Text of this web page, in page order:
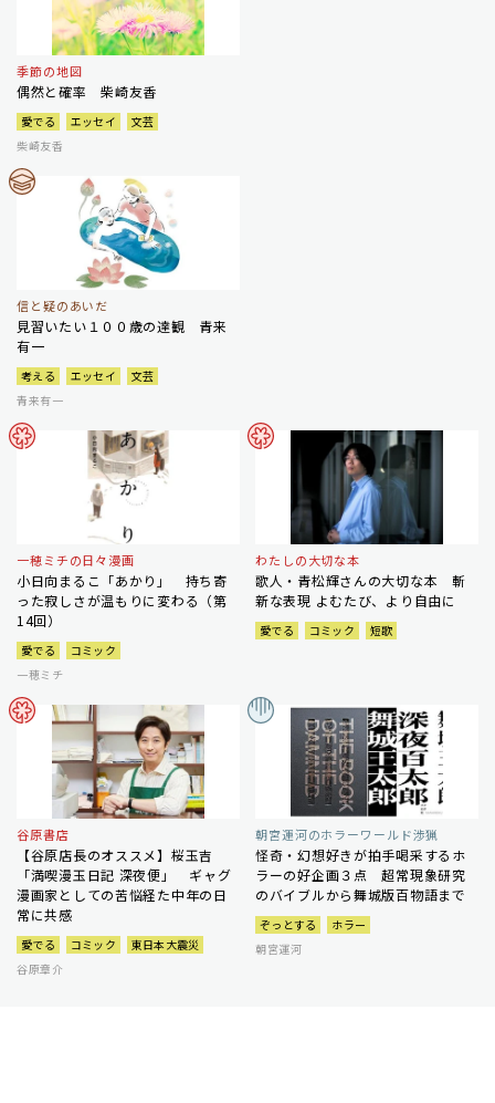
季節の地図
偶然と確率 柴崎友香
愛でる エッセイ
文芸
柴崎友香
信と疑のあいだ
見習いたい１００歳の達観 青来
有一
考える エッセイ
文芸
青来有一
一穂ミチの日々漫画
小日向まるこ「あかり」 持ち寄
った寂しさが温もりに変わる（第
14回）
愛でる
コミック
一穂ミチ
わたしの大切な本
歌人・青松輝さんの大切な本 斬
新な表現 よむたび、より自由に
愛でる コミック 短歌
谷原書店
【谷原店長のオススメ】桜玉吉
「満喫漫玉日記 深夜便」 ギャグ
漫画家としての苦悩経た中年の日
常に共感
愛でる コミック
東日本大震災
谷原章介
朝宮運河のホラーワールド渉猟
怪奇・幻想好きが拍手喝采するホ
ラーの好企画３点 超常現象研究
のバイブルから舞城版百物語まで
ぞっとする
ホラー
朝宮運河